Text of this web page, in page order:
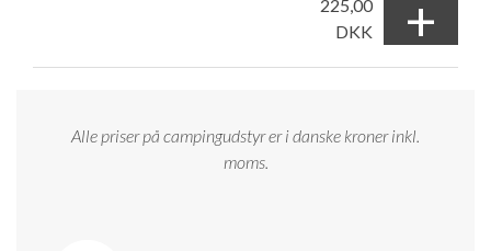
225,00
DKK
+
Alle priser på campingudstyr er i danske kroner inkl.
moms.